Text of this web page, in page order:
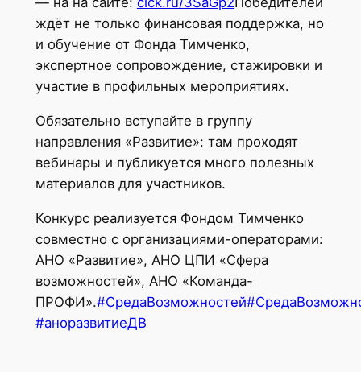
ждёт не только финансовая поддержка, но
и обучение от Фонда Тимченко,
экспертное сопровождение, стажировки и
участие в профильных мероприятиях.
Обязательно вступайте в группу
направления «Развитие»: там проходят
вебинары и публикуется много полезных
материалов для участников.
Конкурс реализуется Фондом Тимченко
совместно с организациями-операторами:
АНО «Развитие», АНО ЦПИ «Сфера
возможностей», АНО «Команда-
ПРОФИ».#СредаВозможностей
#аноразвитиеДВ